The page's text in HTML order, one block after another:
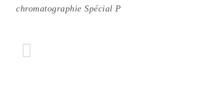
chromatographie Spécial P